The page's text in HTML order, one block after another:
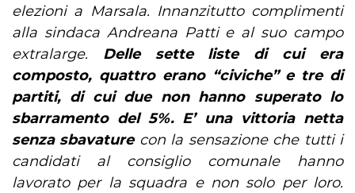
elezioni a Marsala. Innanzitutto complimenti
alla sindaca Andreana Patti e al suo campo
extralarge. Delle sette liste di cui era
composto, quattro erano “civiche” e tre di
partiti, di cui due non hanno superato lo
sbarramento del 5%. E’ una vittoria netta
senza sbavaturecon la sensazione che tutti i
candidati al consiglio comunale hanno
lavorato per la squadra e non solo per loro.